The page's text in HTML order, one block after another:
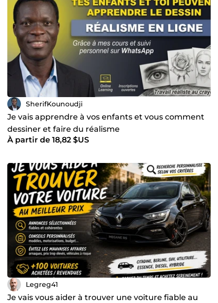
SherifKounoudji
Je vais apprendre à vos enfants et vous comment
dessiner et faire du réalisme
À partir de 18,82 $US
Legreg41
Je vais vous aider à trouver une voiture fiable au